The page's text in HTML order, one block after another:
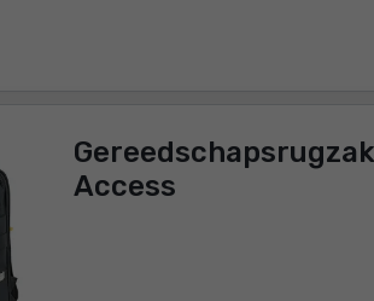
Access